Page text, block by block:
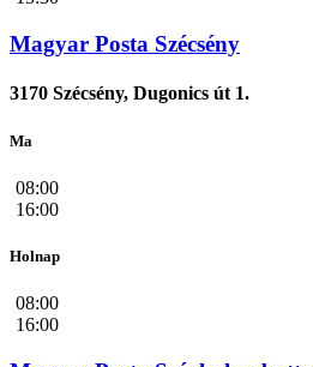
Magyar Posta Szécsény
3170 Szécsény, Dugonics út 1.
Ma
08:00
16:00
Holnap
08:00
16:00